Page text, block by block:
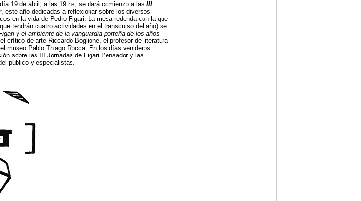
19 de abril, a las 19 hs, se dará comienzo a las III
, este año dedicadas a reflexionar sobre los diversos
en la vida de Pedro Figari. La mesa redonda con la que
tendrán cuatro actividades en el transcurso del año) se
y el ambiente de la vanguardia porteña de los años
crítico de arte Riccardo Boglione, el profesor de literatura
museo Pablo Thiago Rocca. En los días venideros
sobre las III Jornadas de Figari Pensador y las
público y especialistas.